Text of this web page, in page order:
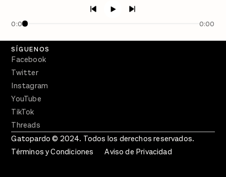
0:00 0:00
Crecer en Distopía
SÍGUENOS
Facebook
Twitter
Instagram
YouTube
TikTok
Threads
Gatopardo © 2024. Todos los derechos reservados.
Términos y Condiciones
Aviso de Privacidad